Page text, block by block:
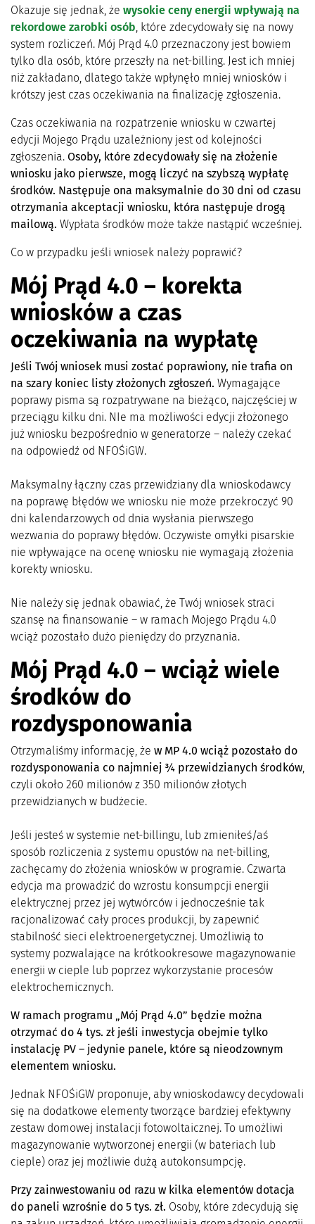
Okazuje się jednak, że wysokie ceny energii wpływają na
rekordowe zarobki osób, które zdecydowały się na nowy
system rozliczeń. Mój Prąd 4.0 przeznaczony jest bowiem
tylko dla osób, które przeszły na net-billing. Jest ich mniej
niż zakładano, dlatego także wpłynęło mniej wniosków i
krótszy jest czas oczekiwania na finalizację zgłoszenia.
Czas oczekiwania na rozpatrzenie wniosku w czwartej
edycji Mojego Prądu uzależniony jest od kolejności
zgłoszenia. Osoby, które zdecydowały się na złożenie
wniosku jako pierwsze, mogą liczyć na szybszą wypłatę
środków. Następuje ona maksymalnie do 30 dni od czasu
otrzymania akceptacji wniosku, która następuje drogą
mailową. Wypłata środków może także nastąpić wcześniej.
Co w przypadku jeśli wniosek należy poprawić?
Mój Prąd 4.0 – korekta
wniosków a czas
oczekiwania na wypłatę
Jeśli Twój wniosek musi zostać poprawiony, nie trafia on
na szary koniec listy złożonych zgłoszeń. Wymagające
poprawy pisma są rozpatrywane na bieżąco, najczęściej w
przeciągu kilku dni. NIe ma możliwości edycji złożonego
już wniosku bezpośrednio w generatorze – należy czekać
na odpowiedź od NFOŚiGW.
Maksymalny łączny czas przewidziany dla wnioskodawcy
na poprawę błędów we wniosku nie może przekroczyć 90
dni kalendarzowych od dnia wysłania pierwszego
wezwania do poprawy błędów. Oczywiste omyłki pisarskie
nie wpływające na ocenę wniosku nie wymagają złożenia
korekty wniosku.
Nie należy się jednak obawiać, że Twój wniosek straci
szansę na finansowanie – w ramach Mojego Prądu 4.0
wciąż pozostało dużo pieniędzy do przyznania.
Mój Prąd 4.0 – wciąż wiele
środków do
rozdysponowania
Otrzymaliśmy informację, że w MP 4.0 wciąż pozostało do
rozdysponowania co najmniej ¾ przewidzianych środków,
czyli około 260 milionów z 350 milionów złotych
przewidzianych w budżecie.
Jeśli jesteś w systemie net-billingu, lub zmieniłeś/aś
sposób rozliczenia z systemu opustów na net-billing,
zachęcamy do złożenia wniosków w programie. Czwarta
edycja ma prowadzić do wzrostu konsumpcji energii
elektrycznej przez jej wytwórców i jednocześnie tak
racjonalizować cały proces produkcji, by zapewnić
stabilność sieci elektroenergetycznej. Umożliwią to
systemy pozwalające na krótkookresowe magazynowanie
energii w cieple lub poprzez wykorzystanie procesów
elektrochemicznych.
W ramach programu „Mój Prąd 4.0” będzie można
otrzymać do 4 tys. zł jeśli inwestycja obejmie tylko
instalację PV – jedynie panele, które są nieodzownym
elementem wniosku.
Jednak NFOŚiGW proponuje, aby wnioskodawcy decydowali
się na dodatkowe elementy tworzące bardziej efektywny
zestaw domowej instalacji fotowoltaicznej. To umożliwi
magazynowanie wytworzonej energii (w bateriach lub
cieple) oraz jej możliwie dużą autokonsumpcję.
Przy zainwestowaniu od razu w kilka elementów dotacja
do paneli wzrośnie do 5 tys. zł. Osoby, które zdecydują się